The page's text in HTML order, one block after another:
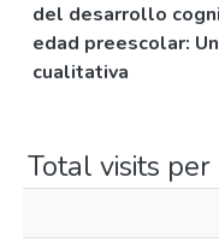
del desarrollo
edad preescolar:
cualitativa
Total visits